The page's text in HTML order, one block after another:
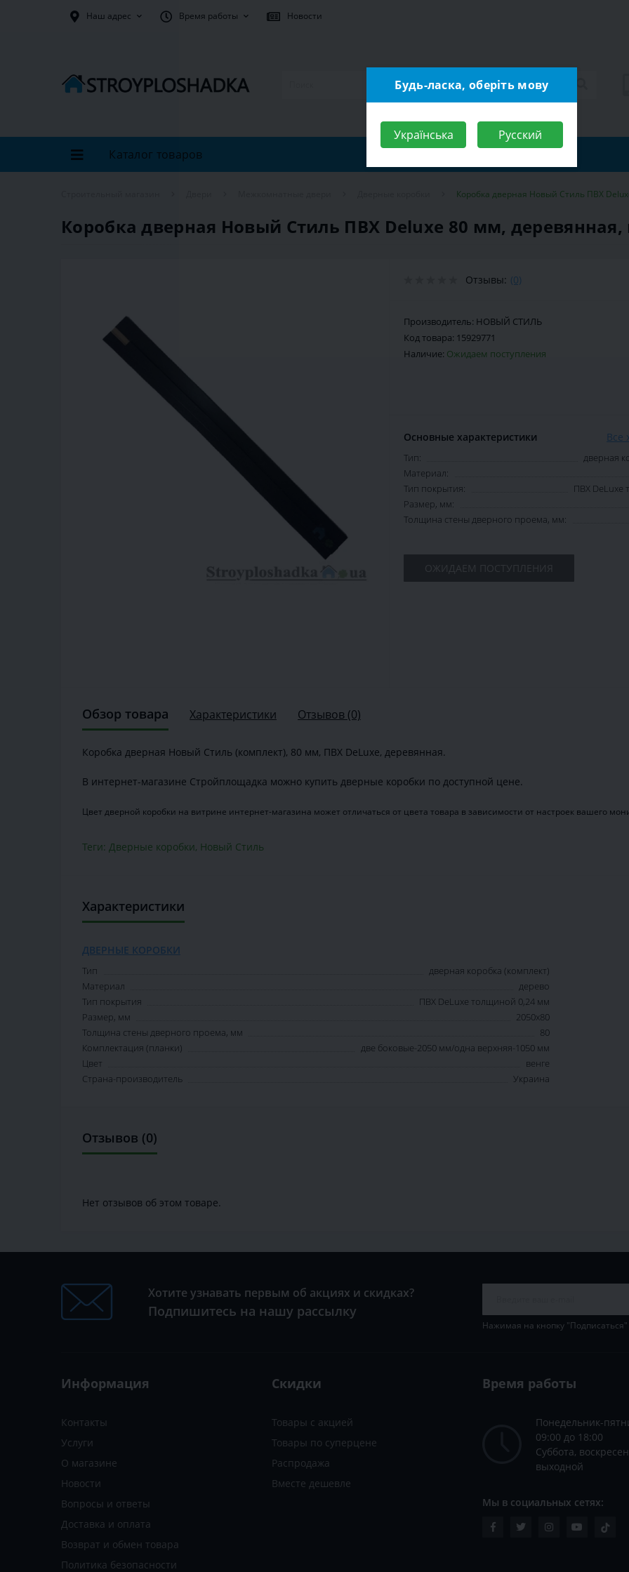
Наш адрес Время работы Новости
Каталог товаров
Коробка дверная Новый Стиль ПВХ
Коробка дверная Новый Стиль ПВХ Deluxe 80 мм, деревянная,
Отзывы: (0)
Производитель: НОВЫЙ СТИЛЬ
Код товара: 15929771
Наличие: Ожидаем поступления
Основные характеристики Все
Тип:
дверная
Материал:
Тип покрытия:
ПВХ DeLuxe
Размер, мм:
Толщина стены дверного проема, мм:
ОЖИДАЕМ ПОСТУПЛЕНИЯ
Обзор товара Характеристики Отзывов (0)
Коробка дверная Новый Стиль (комплект), 80 мм, ПВХ DeLuxe, деревянная.
В интернет-магазине Стройплощадка можно купить дверные коробки по доступной цене.
Цвет дверной коробки на витрине интернет-магазина может отличаться от цвета товара в зависимости от настроек вашего
Теги: Дверные коробки, Новый Стиль
Характеристики
ДВЕРНЫЕ КОРОБКИ
Тип
дверная коробка (комплект)
Материал
дерево
Тип покрытия
ПВХ DeLuxe толщиной 0,24 мм
Размер, мм
2050х80
Толщина стены дверного проема, мм
80
Комплектация (планки)
две боковые-2050 мм/одна верхняя-1050 мм
Цвет
венге
Страна-производитель
Украина
Отзывов (0)
Нет отзывов об этом товаре.
Хотите узнавать первым об акциях и скидках?
Подпишитесь на нашу рассылку
Нажимая на кнопку
Информация
Контакты
Услуги
О магазине
Новости
Вопросы и ответы
Доставка и оплата
Возврат и обмен товара
Политика безопасности
Скидки
Товары с акцией
Товары по суперцене
Распродажа
Вместе дешевле
Время работы
Понедельник-
09:00 до 18:00
Суббота,
выходной
Мы в социальных сетях:
Будь-ласка, оберіть мову
Українська Русский